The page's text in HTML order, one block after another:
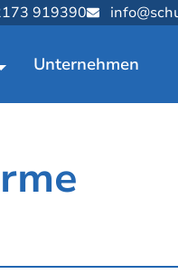
919390
Unternehmen